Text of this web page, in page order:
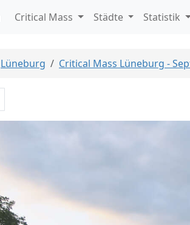
Critical Mass Städte Statistik
Lüneburg Critical Mass Lüneburg -